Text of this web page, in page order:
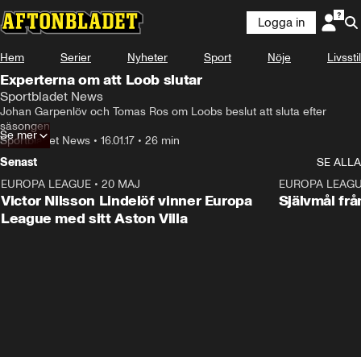
Logga in
Hem Serier Nyheter Sport Nöje Livsstil
Experterna om att Loob slutar
Sportbladet News
Johan Garpenlöv och Tomas Ros om Loobs beslut att sluta efter
säsongen
Sportbladet News • 16.01.17 • 26 min
Se mer
Senast
SE ALLA
EUROPA LEAGUE • 20 MAJ
Victor Nilsson Lindelöf vinner Europa
League med sitt Aston Villa
EUROPA
Självmål